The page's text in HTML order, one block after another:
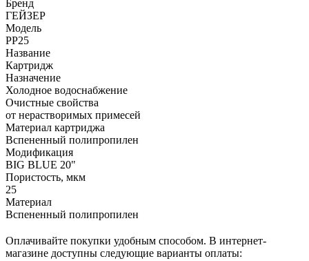
Бренд
ГЕЙЗЕР
Модель
PP25
Название
Картридж
Назначение
Холодное водоснабжение
Очистные свойства
от нерастворимых примесей
Материал картриджа
Вспененный полипропилен
Модификация
BIG BLUE 20"
Пористость, мкм
25
Материал
Вспененный полипропилен
Оплачивайте покупки удобным способом. В интернет-
магазине доступны следующие варианты оплаты: